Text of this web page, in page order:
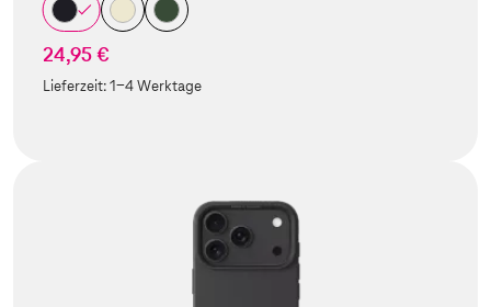
24,95 €
Lieferzeit:1-4 Werktage